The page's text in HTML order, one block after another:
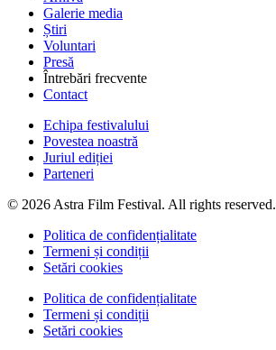
Galerie media
Știri
Voluntari
Presă
Întrebări frecvente
Contact
Echipa festivalului
Povestea noastră
Juriul ediției
Parteneri
© 2026 Astra Film Festival. All rights reserved.
Politica de confidențialitate
Termeni și condiții
Setări cookies
Politica de confidențialitate
Termeni și condiții
Setări cookies